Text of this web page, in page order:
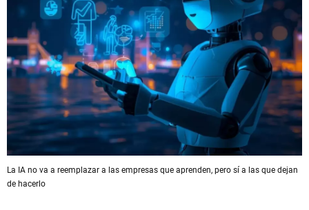
La IA no va a reemplazar a las empresas que aprenden, pero sí a las que dejan
de hacerlo